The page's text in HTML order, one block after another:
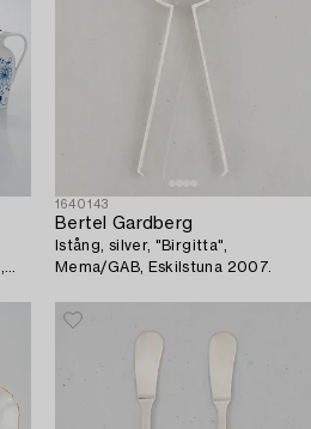
1640143
Bertel Gardberg
Istång, silver, "Birgitta",
Mema/GAB, Eskilstuna 2007.